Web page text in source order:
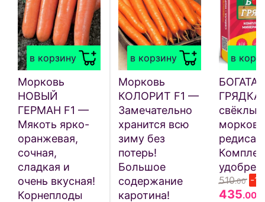
в корзину
Морковь
НОВЫЙ
ГЕРМАН F1 —
Мякоть ярко-
оранжевая,
сочная,
сладкая и
очень вкусная!
Корнеплоды
в корзину
Морковь
КОЛОРИТ F1 —
Замечательно
хранится всю
зиму без
потерь!
Большое
содержание
каротина!
в
БОГАТАЯ
ГРЯДКА
свёклы,
редиса
510.00 -
435.00